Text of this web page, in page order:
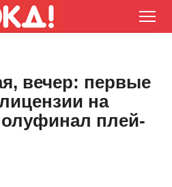
вечер: первые
на
плей-